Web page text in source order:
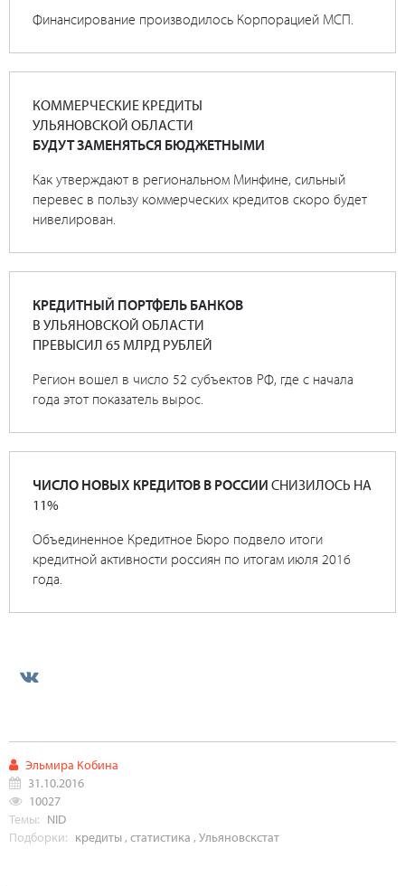
Финансирование производилось Корпорацией МСП.
КОММЕРЧЕСКИЕ КРЕДИТЫ
УЛЬЯНОВСКОЙ ОБЛАСТИ
БУДУТ ЗАМЕНЯТЬСЯ БЮДЖЕТНЫМИ
Как утверждают в региональном Минфине, сильный
перевес в пользу коммерческих кредитов скоро будет
нивелирован.
КРЕДИТНЫЙ ПОРТФЕЛЬ БАНКОВ
В УЛЬЯНОВСКОЙ ОБЛАСТИ
ПРЕВЫСИЛ 65 МЛРД РУБЛЕЙ
Регион вошел в число 52 субъектов РФ, где с начала
года этот показатель вырос.
ЧИСЛО НОВЫХ КРЕДИТОВ В РОССИИ СНИЗИЛОСЬ НА
11%
Объединенное Кредитное Бюро подвело итоги
кредитной активности россиян по итогам июля 2016
года.
Эльмира Кобина
31.10.2016
10027
Темы: NID
Подборки: кредиты,статистика ,Ульяновскстат